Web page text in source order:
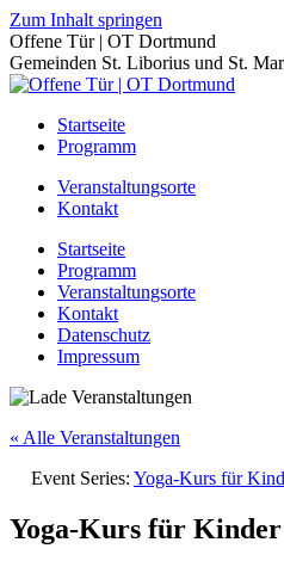
Zum Inhalt springen
Offene Tür | OT Dortmund
Gemeinden St. Liborius und St.
Startseite
Programm
Veranstaltungsorte
Kontakt
Startseite
Programm
Veranstaltungsorte
Kontakt
Datenschutz
Impressum
« Alle Veranstaltungen
Event Series: Yoga-Kurs für
Yoga-Kurs für